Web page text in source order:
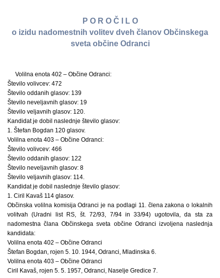
P O R O Č I L O
o izidu nadomestnih volitev dveh članov Občinskega
sveta občine Odranci
Volilna enota 402 – Občine Odranci:
Število volivcev: 472
Število oddanih glasov: 139
Število neveljavnih glasov: 19
Število veljavnih glasov: 120.
Kandidat je dobil naslednje število glasov:
1. Štefan Bogdan 120 glasov.
Volilna enota 403 – Občine Odranci:
Število volivcev: 466
Število oddanih glasov: 122
Število neveljavnih glasov: 8
Število veljavnih glasov: 114.
Kandidat je dobil naslednje število glasov:
1. Ciril Kavaš 114 glasov.
Občinska volilna komisija Odranci je na podlagi 11. člena zakona o lokalnih
volitvah (Uradni list RS, št. 72/93, 7/94 in 33/94) ugotovila, da sta za
nadomestna člana Občinskega sveta občine Odranci izvoljena naslednja
kandidata:
Volilna enota 402 – Občine Odranci
Štefan Bogdan, rojen 5. 10. 1944, Odranci, Mladinska 6.
Volilna enota 403 – Občine Odranci
Ciril Kavaš, rojen 5. 5. 1957, Odranci, Naselje Gredice 7.